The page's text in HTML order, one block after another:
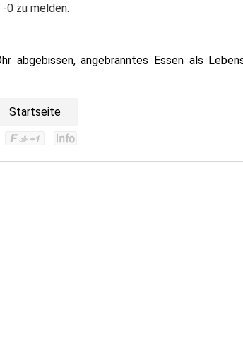
0 zu melden.
abgebissen, angebranntes Essen als
Startseite